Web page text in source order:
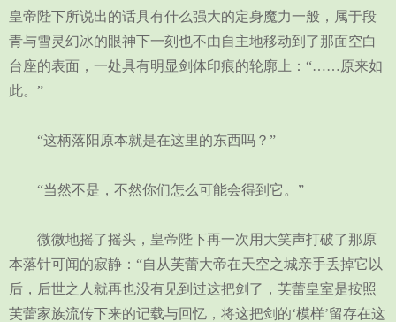
皇帝陛下所说出的话具有什么强大的定身魔力一般，属于段
青与雪灵幻冰的眼神下一刻也不由自主地移动到了那面空白
台座的表面，一处具有明显剑体印痕的轮廓上：“……原来如
此。”
“这柄落阳原本就是在这里的东西吗？”
“当然不是，不然你们怎么可能会得到它。”
微微地摇了摇头，皇帝陛下再一次用大笑声打破了那原
本落针可闻的寂静：“自从芙蕾大帝在天空之城亲手丢掉它以
后，后世之人就再也没有见到过这把剑了，芙蕾皇室是按照
芙蕾家族流传下来的记载与回忆，将这把剑的‘模样’留存在这